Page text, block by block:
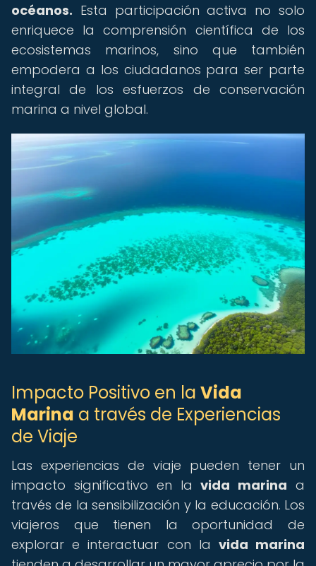
océanos. Esta participación activa no solo
enriquece la comprensión científica de los
ecosistemas marinos, sino que también
empodera a los ciudadanos para ser parte
integral de los esfuerzos de conservación
marina a nivel global.
Impacto Positivo en la Vida
Marina a través de Experiencias
de Viaje
Las experiencias de viaje pueden tener un
impacto significativo en lavida marina a
través de la sensibilización y la educación. Los
viajeros que tienen la oportunidad de
explorar e interactuar con la vida marina